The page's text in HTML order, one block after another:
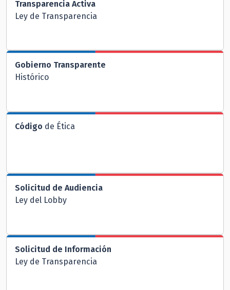
Transparencia Activa
Ley de Transparencia
Gobierno Transparente
Histórico
Código de Ética
Solicitud de Audiencia
Ley del Lobby
Solicitud de Información
Ley de Transparencia